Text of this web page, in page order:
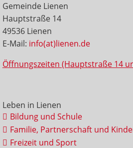
Gemeinde Lienen
Hauptstraße 14
49536 Lienen
E-Mail: info(at)lienen.de
Öffnungszeiten (Hauptstraße 14
Leben in Lienen
Bildung und Schule
Familie, Partnerschaft und
Freizeit und Sport